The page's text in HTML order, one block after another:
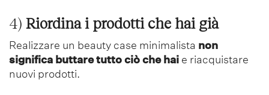
4) Riordina i prodotti che hai già
Realizzare un beauty case minimalista non
significa buttare tutto ciò che hai e riacquistare
nuovi prodotti.